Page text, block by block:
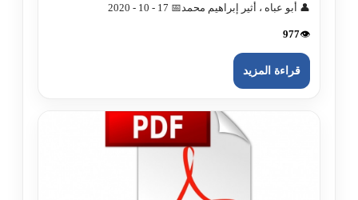
👤 أبو عباه ، أثير إبراهيم محمد 📅 17 - 10 - 2020
👁️
977
قراءة المزيد